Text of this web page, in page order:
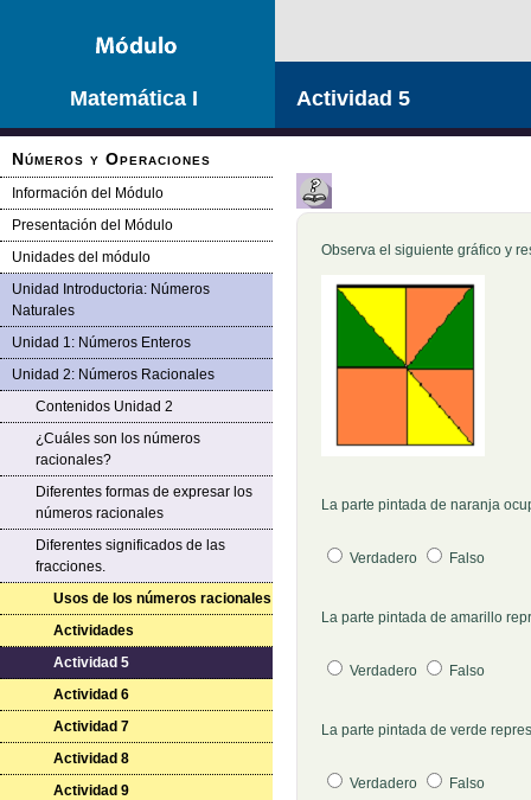
Matemática I
Números y Operaciones
Información del Módulo
Presentación del Módulo
Unidades del módulo
Unidad Introductoria: Números
Naturales
Unidad 1: Números Enteros
Unidad 2: Números Racionales
Contenidos Unidad 2
¿Cuáles son los números
racionales?
Diferentes formas de expresar los
números racionales
Diferentes significados de las
fracciones.
Usos de los números racionales
Actividades
Actividad 5
Actividad 6
Actividad 7
Actividad 8
Actividad 9
Actividad 5
Observa el siguiente gráfico y
Pregunta 1
La parte pintada de naranja
Verdadero Falso
Pregunta 2
La parte pintada de amarillo
Verdadero Falso
Pregunta 3
La parte pintada de verde
Verdadero Falso